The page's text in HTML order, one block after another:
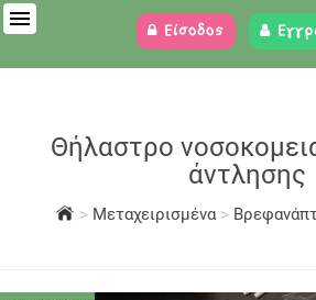
Είσοδος
Θήλαστρο
άντλησης
> Μεταχειρισμένα >